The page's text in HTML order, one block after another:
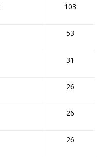
103
53
31
26
26
26